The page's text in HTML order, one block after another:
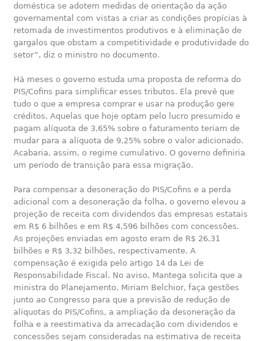
doméstica se adotem medidas de orientação da ação
governamental com vistas a criar as condições propícias à
retomada de investimentos produtivos e à eliminação de
gargalos que obstam a competitividade e produtividade do
setor”, diz o ministro no documento.
Há meses o governo estuda uma proposta de reforma do
PIS/Cofins para simplificar esses tributos. Ela prevê que
tudo o que a empresa comprar e usar na produção gere
créditos. Aquelas que hoje optam pelo lucro presumido e
pagam alíquota de 3,65% sobre o faturamento teriam de
mudar para a alíquota de 9,25% sobre o valor adicionado.
Acabaria, assim, o regime cumulativo. O governo definiria
um período de transição para essa migração.
Para compensar a desoneração do PIS/Cofins e a perda
adicional com a desoneração da folha, o governo elevou a
projeção de receita com dividendos das empresas estatais
em R$ 6 bilhões e em R$ 4,596 bilhões com concessões.
As projeções enviadas em agosto eram de R$ 26,31
bilhões e R$ 3,32 bilhões, respectivamente. A
compensação é exigida pelo artigo 14 da Lei de
Responsabilidade Fiscal. No aviso, Mantega solicita que a
ministra do Planejamento, Miriam Belchior, faça gestões
junto ao Congresso para que a previsão de redução de
alíquotas do PIS/Cofins, a ampliação da desoneração da
folha e a reestimativa da arrecadação com dividendos e
concessões sejam consideradas na estimativa de receita